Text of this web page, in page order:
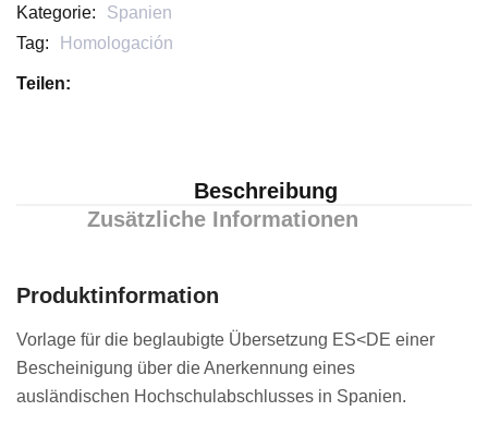
Kategorie:
Spanien
Tag:
Homologación
Teilen:
Beschreibung
Zusätzliche Informationen
Produktinformation
Vorlage für die beglaubigte Übersetzung ES<DE einer
Bescheinigung über die Anerkennung eines
ausländischen Hochschulabschlusses in Spanien.